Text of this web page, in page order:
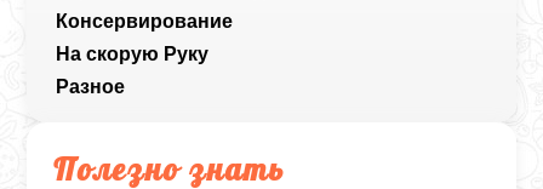
Консервирование
На скорую Руку
Разное
Полезно знать